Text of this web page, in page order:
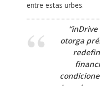
entre estas urbes.
otorga